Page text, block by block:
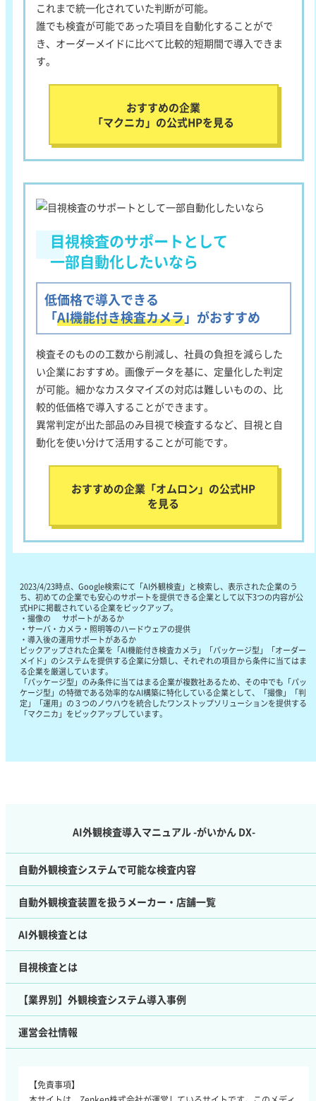
これまで統一化されていた判断が可能。
誰でも検査が可能であった項目を自動化することがで
き、オーダーメイドに比べて比較的短期間で導入できま
す。
おすすめの企業
「マクニカ」の公式HPを見る
目視検査のサポートとして
一部自動化したいなら
低価格で導入できる
「AI機能付き検査カメラ」がおすすめ
検査そのものの工数から削減し、社員の負担を減らした
い企業におすすめ。画像データを基に、定量化した判定
が可能。細かなカスタマイズの対応は難しいものの、比
較的低価格で導入することができます。
異常判定が出た部品のみ目視で検査するなど、目視と自
動化を使い分けて活用することが可能です。
おすすめの企業「オムロン」の公式HP
を見る
2023/4/23時点、Google検索にて「AI外観検査」と検索し、表示された企業のう
ち、初めての企業でも安心のサポートを提供できる企業として以下3つの内容が公
式HPに掲載されている企業をピックアップ。
・撮像の サポートがあるか
・サーバ・カメラ・照明等のハードウェアの提供
・導入後の運用サポートがあるか
ピックアップされた企業を「AI機能付き検査カメラ」「パッケージ型」「オーダー
メイド」のシステムを提供する企業に分類し、それぞれの項目から条件に当てはま
る企業を厳選しています。
「パッケージ型」のみ条件に当てはまる企業が複数社あるため、その中でも「パッ
ケージ型」の特徴である効率的なAI構築に特化している企業として、「撮像」「判
定」「運用」の３つのノウハウを統合したワンストップソリューションを提供する
「マクニカ」をピックアップしています。
AI外観検査導入マニュアル -がいかん DX-
自動外観検査システムで可能な検査内容
自動外観検査装置を扱うメーカー・店舗一覧
AI外観検査とは
目視検査とは
【業界別】外観検査システム導入事例
運営会社情報
【免責事項】